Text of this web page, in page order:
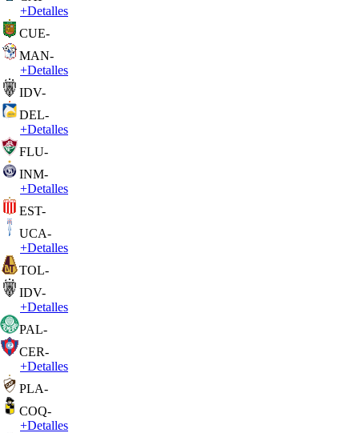
+Detalles
CUE-
MAN-
+Detalles
IDV-
DEL-
+Detalles
FLU-
INM-
+Detalles
EST-
UCA-
+Detalles
TOL-
IDV-
+Detalles
PAL-
CER-
+Detalles
PLA-
COQ-
+Detalles